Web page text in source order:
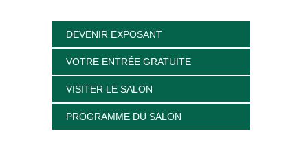
DEVENIR EXPOSANT
VOTRE ENTRÉE GRATUITE
VISITER LE SALON
PROGRAMME DU SALON